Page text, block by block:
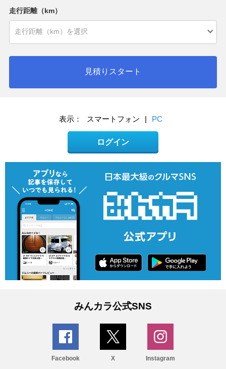
走行距離（km）
見積りスタート
表示： スマートフォン | PC
ログイン
みんカラ公式SNS
Facebook X Instagram